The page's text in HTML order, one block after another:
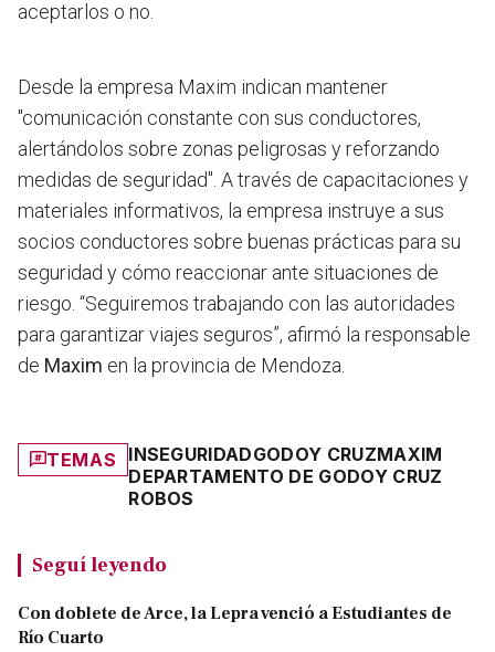
aceptarlos o no.
Desde la empresa Maxim indican mantener
"comunicación constante con sus conductores,
alertándolos sobre zonas peligrosas y reforzando
medidas de seguridad". A través de capacitaciones y
materiales informativos, la empresa instruye a sus
socios conductores sobre buenas prácticas para su
seguridad y cómo reaccionar ante situaciones de
riesgo. “Seguiremos trabajando con las autoridades
para garantizar viajes seguros”, afirmó la responsable
de Maxim en la provincia de Mendoza.
TEMAS INSEGURIDADGODOY CRUZMAXIM
DEPARTAMENTO DE GODOY CRUZ
ROBOS
Seguí leyendo
Con doblete de Arce, la Lepra venció a Estudiantes de
Río Cuarto